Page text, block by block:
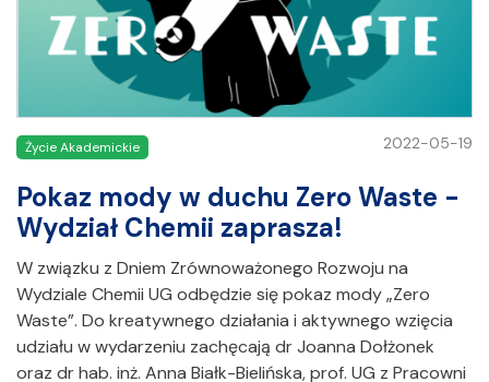
Życie Akademickie 2022-05-19
Pokaz mody w duchu Zero Waste -
Wydział Chemii zaprasza!
W związku z Dniem Zrównoważonego Rozwoju na
Wydziale Chemii UG odbędzie się pokaz mody „Zero
Waste”. Do kreatywnego działania i aktywnego wzięcia
udziału w wydarzeniu zachęcają dr Joanna Dołżonek
oraz dr hab. inż. Anna Białk-Bielińska, prof. UG z Pracowni